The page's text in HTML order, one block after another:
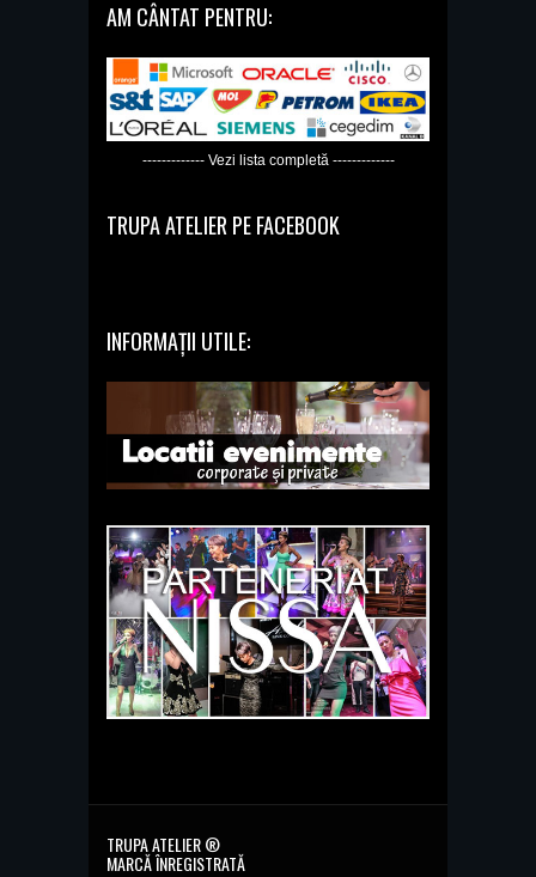
AM CÂNTAT PENTRU:
------------- Vezi lista completă -------------
TRUPA ATELIER PE FACEBOOK
INFORMAȚII UTILE:
TRUPA ATELIER ®
MARCĂ ÎNREGISTRATĂ